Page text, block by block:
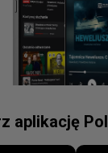
aplikację